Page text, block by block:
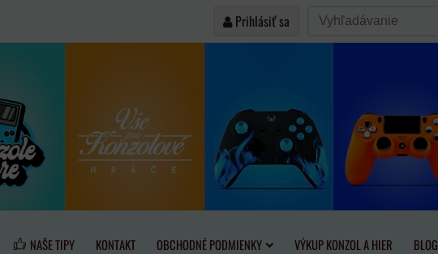
Prihlásiť sa
NAŠE TIPY KONTAKT OBCHODNÉ PODMIENKY VÝKUP KONZOL A HIER BLOG